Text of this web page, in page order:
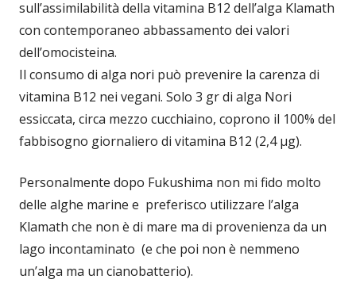
sull’assimilabilità della vitamina B12 dell’alga Klamath
con contemporaneo abbassamento dei valori
dell’omocisteina.
Il consumo di alga nori può prevenire la carenza di
vitamina B12 nei vegani. Solo 3 gr di alga Nori
essiccata, circa mezzo cucchiaino, coprono il 100% del
fabbisogno giornaliero di vitamina B12 (2,4 μg).
Personalmente dopo Fukushima non mi fido molto
delle alghe marine e preferisco utilizzare l’alga
Klamath che non è di mare ma di provenienza da un
lago incontaminato (e che poi non è nemmeno
un’alga ma un cianobatterio).